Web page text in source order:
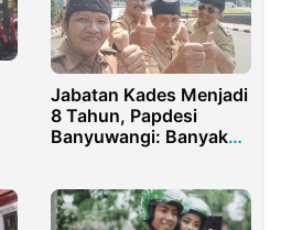
Jabatan Kades Menjadi
8 Tahun, Papdesi
Banyuwangi: Banyak